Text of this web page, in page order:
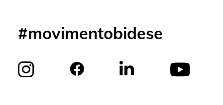
#movimentobidese